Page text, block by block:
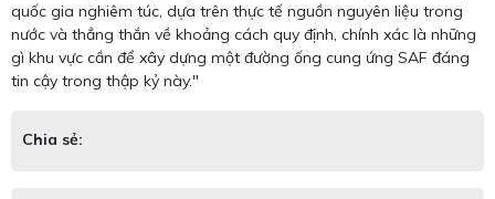
quốc gia nghiêm túc, dựa trên thực tế nguồn nguyên liệu trong
nước và thẳng thắn về khoảng cách quy định, chính xác là những
gì khu vực cần để xây dựng một đường ống cung ứng SAF đáng
tin cậy trong thập kỷ này."
Chia sẻ: